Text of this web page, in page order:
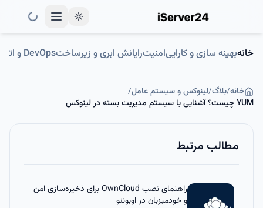
Toggle theme
خانهبهینه سازی و کاراییامنیترایانش ابری و زیرساختDevOps و اتوماسیون
خانه/بلاگ/لینوکس و سیستم عامل/
YUM چیست؟ آشنایی با سیستم مدیریت بسته در لینوکس
مطالب مرتبط
راهنمای نصب OwnCloud برای ذخیره‌سازی امن
و خودمیزبان در اوبونتو